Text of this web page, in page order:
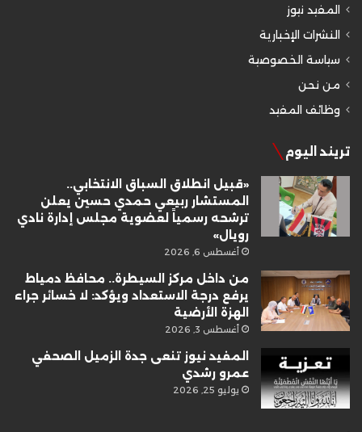
المفيد نيوز
النشرات الإخبارية
سياسة الخصوصية
من نحن
وظائف المفيد
تريند اليوم
«قبيل انطلاق السباق الانتخابي..
المستشار ربيعي حمدي حسين يعلن
ترشحه رسمياً لعضوية مجلس إدارة نادي
رويال»
أغسطس 6, 2026
من داخل مركز السيطرة.. محافظ دمياط
يرفع درجة الاستعداد ويؤكد: لا خسائر جراء
الهزة الأرضية
أغسطس 3, 2026
المفيد نيوز تنعى جدة الزميل الصحفي
عمرو رشدي
يوليو 25, 2026